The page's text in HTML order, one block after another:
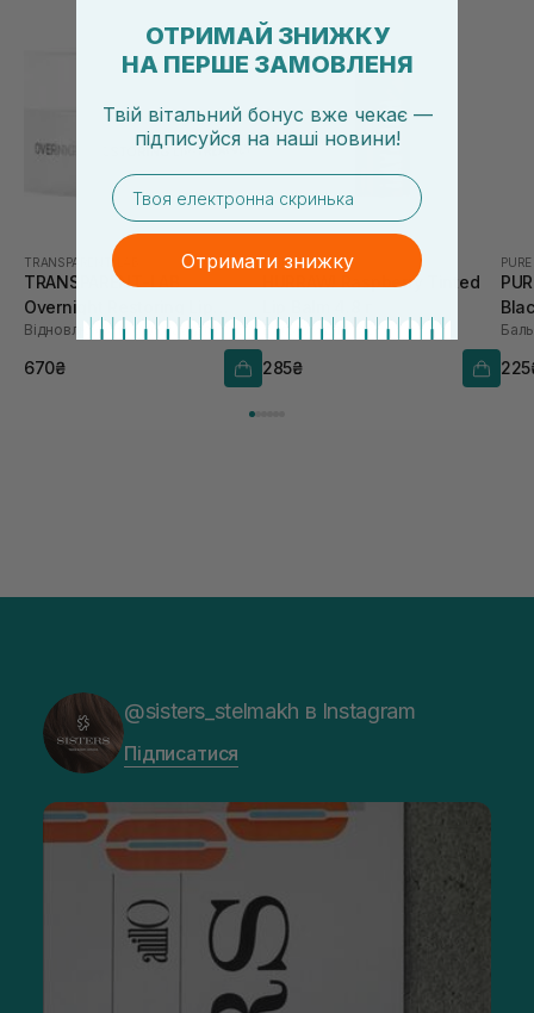
TRANSPARENT-LAB
TRANSPARENT-LAB
Overnight Restoring Lip
Treatment 15 мл
Відновлюючий бальзам для губ
670₴
HURRAW!
HURRAW! Raspberry Tinted
Бальзам для губ
285₴
@sisters_stelmakh в Instagram
Підписатися
ОТРИМАЙ ЗНИЖКУ
НА ПЕРШЕ ЗАМОВЛЕНЯ
Твій вітальний бонус вже чекає —
підписуйся на наші новини!
email
Отримати знижку